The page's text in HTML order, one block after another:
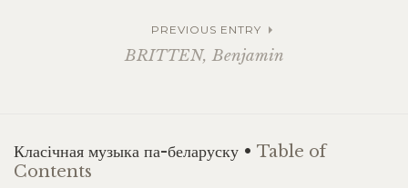
PREVIOUS ENTRY
BRITTEN, Benjamin
Класічная музыка па-беларуску • Table of
Contents